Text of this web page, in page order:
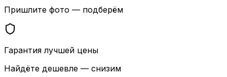
Пришлите фото — подберём
Гарантия лучшей цены
Найдёте дешевле — снизим